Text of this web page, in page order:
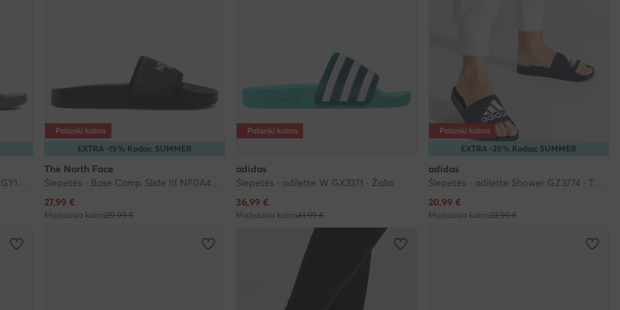
Šlepetės · Adilette Shower Slides GY1891 · Pilka
EXTRA -15% Kodas: SUMMER
Palanki kaina
The North Face
Šlepetės · Base Camp Slide III NF0A4T2SKY41-050 · Juoda
Dabartinė kaina
27,99 €
Mažiausia kaina29,99 €
Palanki kaina
adidas
Šlepetės · adilette W GX3371 · Žalia
Dabartinė kaina
36,99 €
Mažiausia kaina41,99 €
EXTRA -25% Kodas: SUMMER
Palanki kaina
adidas
Šlepetės · adilette Shower GZ3774 · Tamsiai mėlyna
Dabartinė kaina
20,99 €
Mažiausia kaina22,99 €